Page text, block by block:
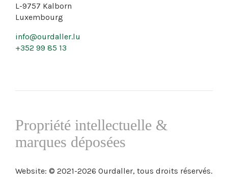
L-9757 Kalborn
Luxembourg
info@ourdaller.lu
+352 99 85 13
Propriété intellectuelle &
marques déposées
Website: © 2021-2026 Ourdaller, tous droits réservés.